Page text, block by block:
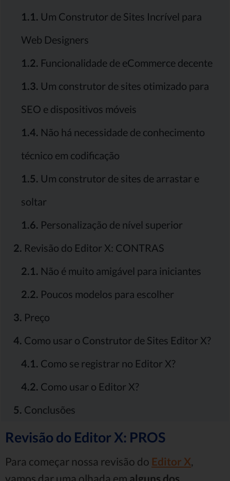
1.1. Um Construtor de Sites Incrível para
Web Designers
1.2. Funcionalidade de eCommerce decente
1.3. Um construtor de sites otimizado para
SEO e dispositivos móveis
1.4. Não há necessidade de conhecimento
técnico em codificação
1.5. Um construtor de sites de arrastar e
soltar
1.6. Personalização de nível superior
2. Revisão do Editor X: CONTRAS
2.1. Não é muito amigável para iniciantes
2.2. Poucos modelos para escolher
3. Preço
4. Como usar o Construtor de Sites Editor X?
4.1. Como se registrar no Editor X?
4.2. Como usar o Editor X?
5. Conclusões
Revisão do Editor X: PROS
Para começar nossa revisão do Editor X
vamos dar uma olhada em alguns dos